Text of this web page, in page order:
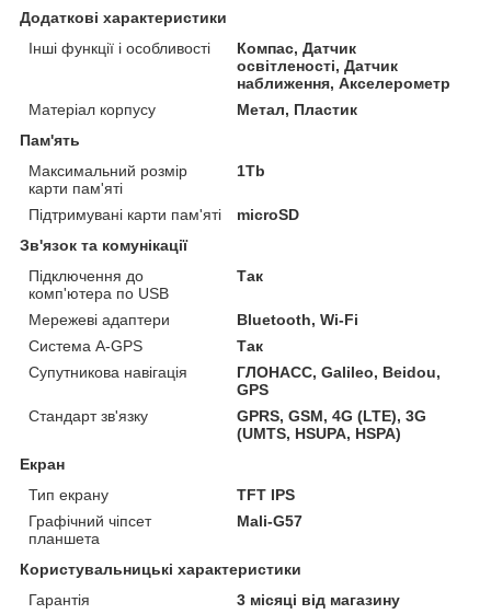
Додаткові характеристики
Інші функції і особливості
Компас, Датчик
освітленості, Датчик
наближення, Акселерометр
Матеріал корпусу
Метал, Пластик
Пам'ять
Максимальний розмір
карти пам'яті
1Tb
Підтримувані карти пам'яті
microSD
Зв'язок та комунікації
Підключення до
комп'ютера по USB
Так
Мережеві адаптери
Bluetooth, Wi-Fi
Система A-GPS
Так
Супутникова навігація
ГЛОНАСС, Galileo, Beidou,
GPS
Стандарт зв'язку
GPRS, GSM, 4G (LTE), 3G
(UMTS, HSUPA, HSPA)
Екран
Тип екрану
TFT IPS
Графічний чіпсет
планшета
Mali-G57
Користувальницькі характеристики
Гарантія
3 місяці від магазину